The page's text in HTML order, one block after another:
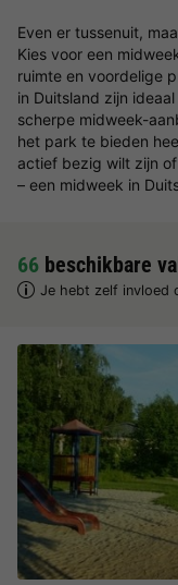
Even er tussenuit,
Kies voor een
ruimte en voordelige
in Duitsland zijn
scherpe midweek-
het park te bieden
actief bezig wilt zijn
– een midweek in
66 beschikbare
Je hebt zelf invloed